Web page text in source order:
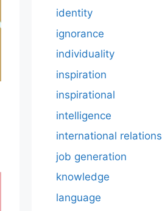
identity
ignorance
individuality
inspiration
inspirational
intelligence
international relations
job generation
knowledge
language